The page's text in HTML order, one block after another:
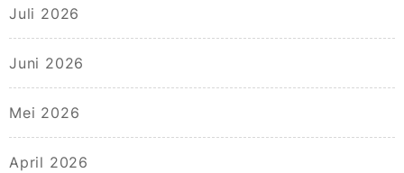
Juli 2026
Juni 2026
Mei 2026
April 2026